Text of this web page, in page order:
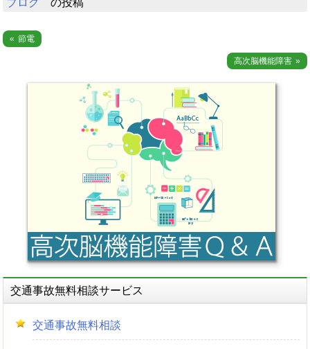
ブログ の投稿
投 節電
高次脳機能障害
交通事故無料相談サービス
交通事故無料相談